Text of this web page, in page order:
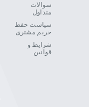
سوالات
متداول
سیاست حفظ
حریم مشتری
شرایط و
قوانین